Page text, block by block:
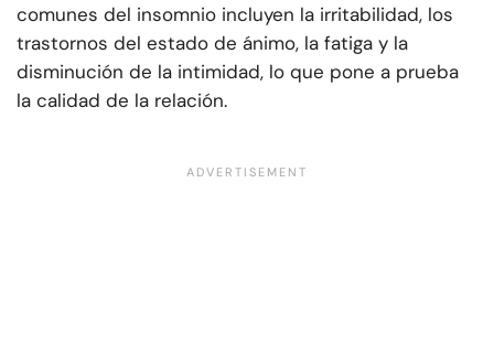
comunes del insomnio incluyen la irritabilidad, los
trastornos del estado de ánimo, la fatiga y la
disminución de la intimidad, lo que pone a prueba
la calidad de la relación.